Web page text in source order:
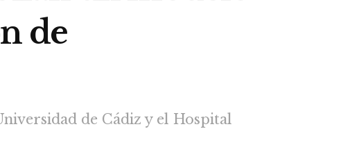
de
de Cádiz y el Hospital